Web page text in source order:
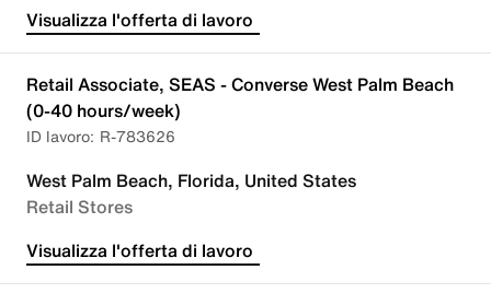
Visualizza l'offerta di lavoro
Retail Associate, SEAS - Converse West Palm Beach
(0-40 hours/week)
R-783626
West Palm Beach, Florida, United States
Retail Stores
Visualizza l'offerta di lavoro